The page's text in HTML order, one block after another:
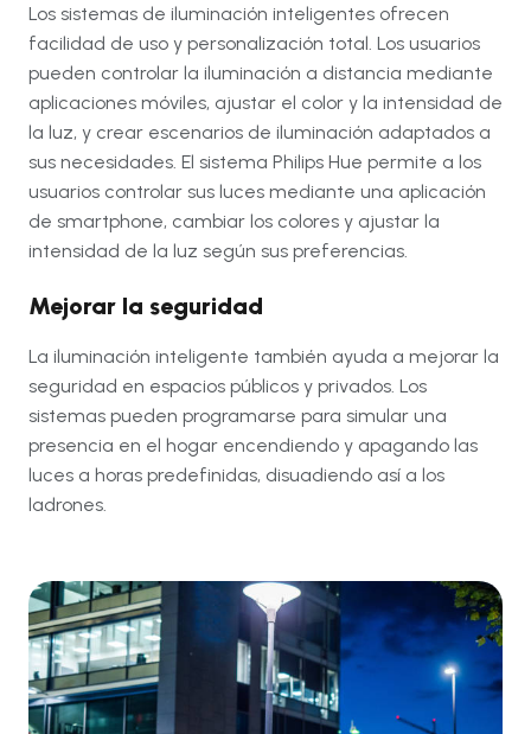
Los sistemas de iluminación inteligentes ofrecen
facilidad de uso y personalización total. Los usuarios
pueden controlar la iluminación a distancia mediante
aplicaciones móviles, ajustar el color y la intensidad de
la luz, y crear escenarios de iluminación adaptados a
sus necesidades. El sistema Philips Hue permite a los
usuarios controlar sus luces mediante una aplicación
de smartphone, cambiar los colores y ajustar la
intensidad de la luz según sus preferencias.
Mejorar la seguridad
La iluminación inteligente también ayuda a mejorar la
seguridad en espacios públicos y privados. Los
sistemas pueden programarse para simular una
presencia en el hogar encendiendo y apagando las
luces a horas predefinidas, disuadiendo así a los
ladrones.